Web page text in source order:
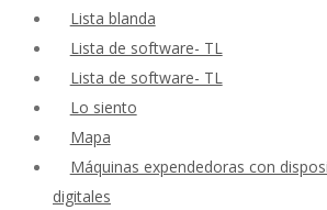
Lista blanda
Lista de software- TL
Lista de software- TL
Lo siento
Mapa
Máquinas expendedoras con
digitales